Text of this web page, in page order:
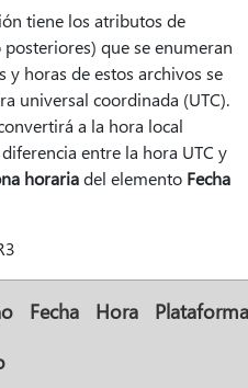
tiene los atributos de
que se enumeran
y horas de estos archivos se
universal coordinada (UTC).
a la hora local
entre la hora UTC y
horariadel elemento Fecha
Fecha Hora Plataforma